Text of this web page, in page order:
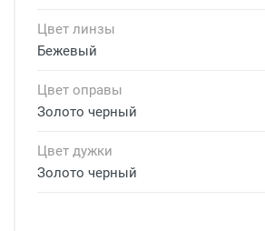
Цвет линзы
Бежевый
Цвет оправы
Золото черный
Цвет дужки
Золото черный